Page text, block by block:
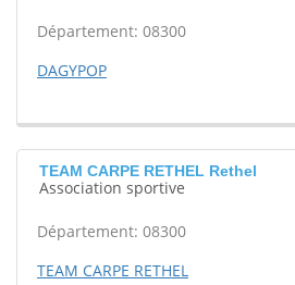
Département: 08300
DAGYPOP
TEAM CARPE RETHEL Rethel
Association sportive
Département: 08300
TEAM CARPE RETHEL